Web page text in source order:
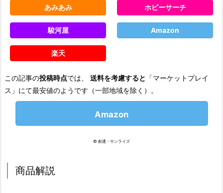
あみあみ ホビーサーチ
駿河屋 Amazon
楽天
この記事の投稿時点では、 送料を考慮すると 「マーケットプレイ
ス」にて最安値のようです（一部地域を除く）。
Amazon
© 創通・サンライズ
商品解説